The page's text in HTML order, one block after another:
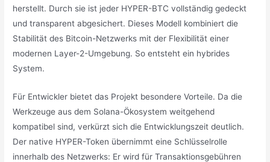
herstellt. Durch sie ist jeder HYPER-BTC vollständig gedeckt
und transparent abgesichert. Dieses Modell kombiniert die
Stabilität des Bitcoin-Netzwerks mit der Flexibilität einer
modernen Layer-2-Umgebung. So entsteht ein hybrides
System.
Für Entwickler bietet das Projekt besondere Vorteile. Da die
Werkzeuge aus dem Solana-Ökosystem weitgehend
kompatibel sind, verkürzt sich die Entwicklungszeit deutlich.
Der native HYPER-Token übernimmt eine Schlüsselrolle
innerhalb des Netzwerks: Er wird für Transaktionsgebühren